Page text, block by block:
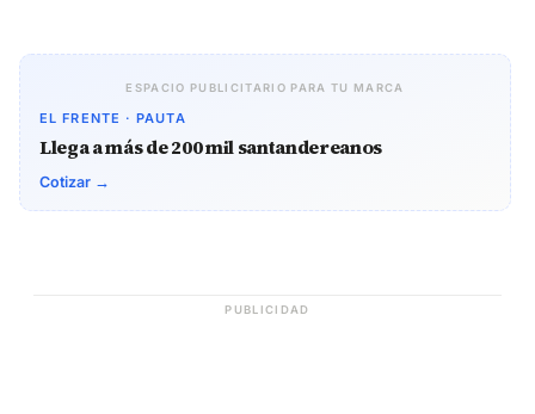
ESPACIO PUBLICITARIO PARA TU MARCA
EL FRENTE · PAUTA
Llega a más de 200 mil santandereanos
Cotizar →
PUBLICIDAD